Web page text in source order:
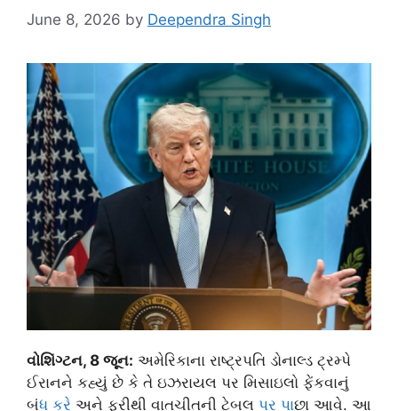
June 8, 2026 by Deependra Singh
વોશિંગ્ટન, 8 જૂન: અમેરિકાના રાષ્ટ્રપતિ ડોનાલ્ડ ટ્રમ્પે
ઈરાનને કહ્યું છે કે તે ઇઝરાયલ પર મિસાઇલો ફેંકવાનું
બંધ કર ે અને ફરીથી વાતચીતની ટેબલ પર પાછા આવે. આ